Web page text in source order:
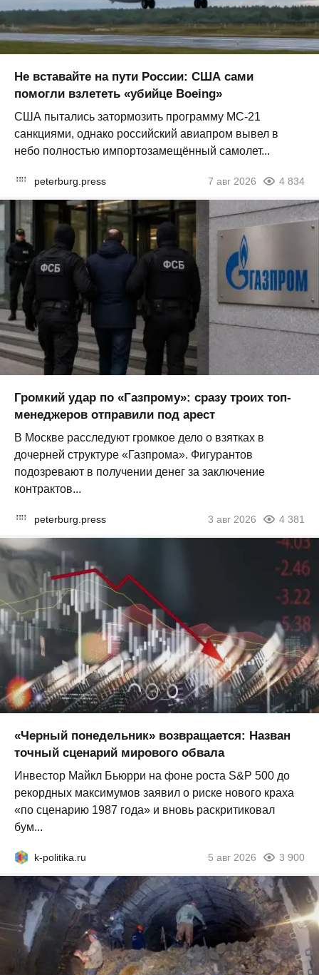
Не вставайте на пути России: США сами
помогли взлететь «убийце Boeing»
США пытались затормозить программу МС-21
санкциями, однако российский авиапром вывел в
небо полностью импортозамещённый самолет...
peterburg.press 7 авг 2026 4 834
Громкий удар по «Газпрому»: сразу троих топ-
менеджеров отправили под арест
В Москве расследуют громкое дело о взятках в
дочерней структуре «Газпрома». Фигурантов
подозревают в получении денег за заключение
контрактов...
peterburg.press 3 авг 2026 4 381
«Черный понедельник» возвращается: Назван
точный сценарий мирового обвала
Инвестор Майкл Бьюрри на фоне роста S&P 500 до
рекордных максимумов заявил о риске нового краха
«по сценарию 1987 года» и вновь раскритиковал
бум...
k-politika.ru 5 авг 2026 3 900